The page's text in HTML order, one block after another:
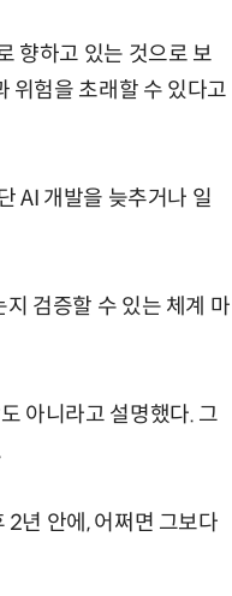
향하고 있는 것으로 보
위험을 초래할 수 있다고
AI 개발을 늦추거나 일
검증할 수 있는 체계 마
아니라고 설명했다. 그
2년 안에, 어쩌면 그보다